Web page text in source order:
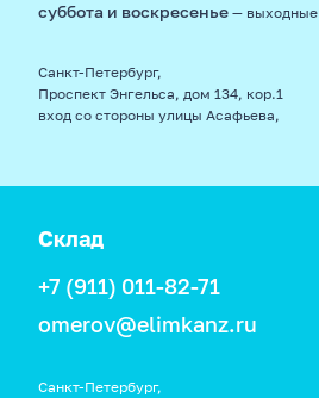
суббота и воскресенье — выходные
Санкт-Петербург,
Проспект Энгельса, дом 134, кор.1
вход со стороны улицы Асафьева,
Склад
+7 (911) 011-82-71
omerov@elimkanz.ru
Санкт-Петербург,